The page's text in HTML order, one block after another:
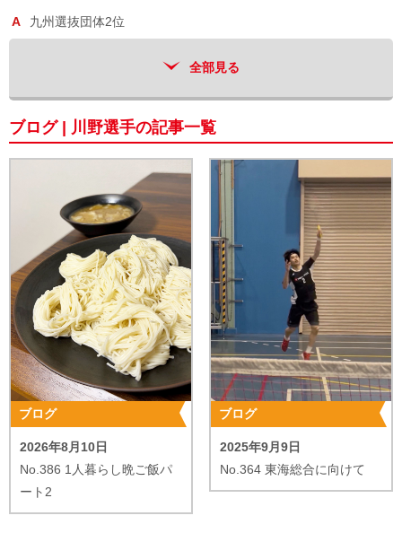
A 九州選抜団体2位
普段の自分はこんな人
Q 好きな女性タレント
A 石原さとみ
大同特殊鋼バドミントン部の良いところ
志高く練習に取り組んでいるところ
Q 自分のこんなプレーを見てほしい
A 最後まで諦めないところ
Q プレーのモットー
A どんどん攻める
Q 尊敬する選手
Q 試合前のモチベーションの上げ方
全部見る
ブログ | 川野選手の記事一覧
ブログ
2026年8月10日
No.386 1人暮らし晩ご飯パ
ート2
ブログ
2025年9月9日
No.364 東海総合に向けて